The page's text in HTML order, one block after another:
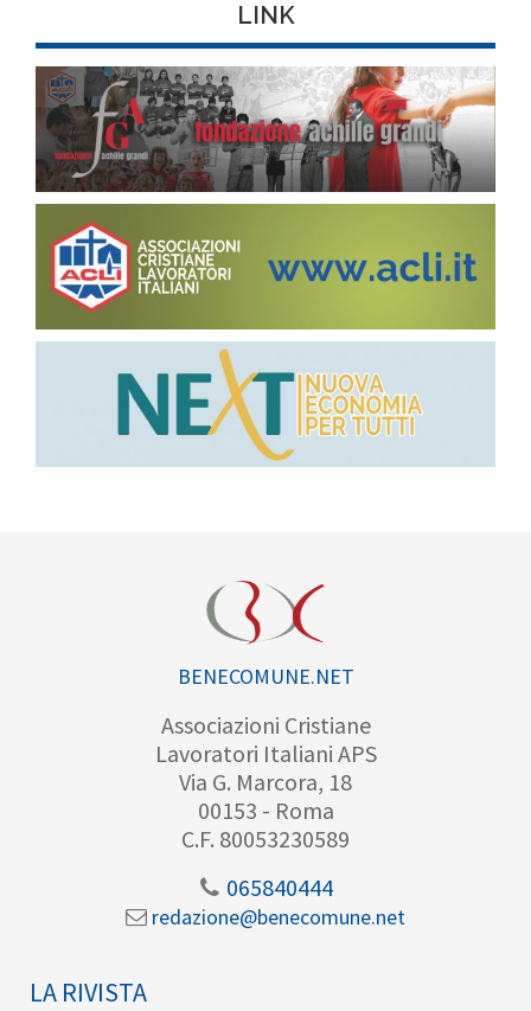
LINK
BENECOMUNE.NET
Associazioni Cristiane
Lavoratori Italiani APS
Via G. Marcora, 18
00153 - Roma
C.F. 80053230589
065840444
redazione@benecomune.net
LA RIVISTA